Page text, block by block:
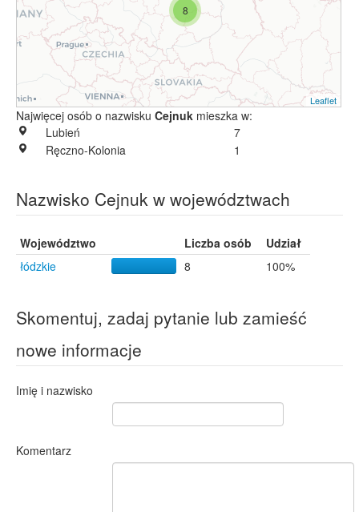
8
Leaflet
Najwięcej osób o nazwisku Cejnuk mieszka w:
Lubień
7
Ręczno-Kolonia
1
Nazwisko Cejnuk w województwach
Województwo Liczba osób
Udział
łódzkie
8 100%
Skomentuj, zadaj pytanie lub zamieść
nowe informacje
Imię i nazwisko
Komentarz